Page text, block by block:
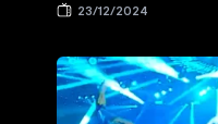
23/12/2024